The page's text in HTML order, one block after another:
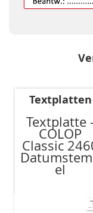
Textplatten
Textplatte
COLOP
Classic
el